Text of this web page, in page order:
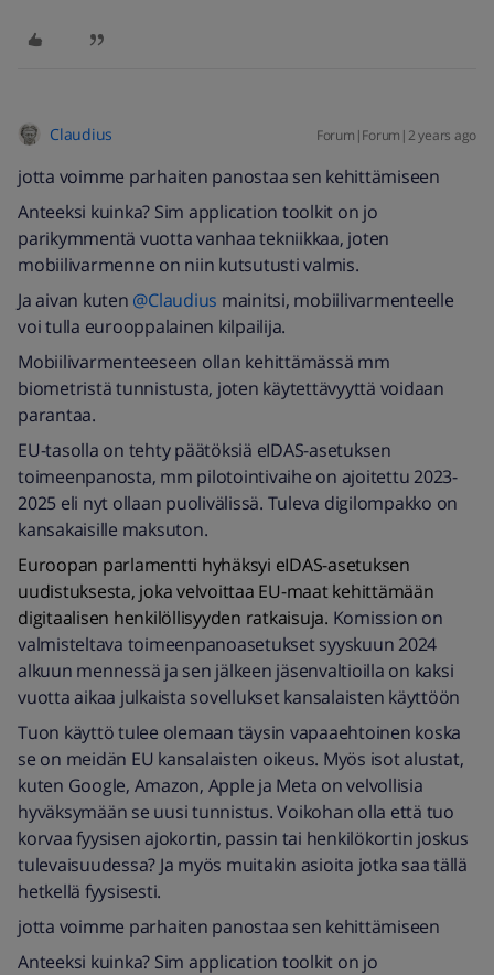
Claudius Forum|Forum|2 years ago
jotta voimme parhaiten panostaa sen kehittämiseen
Anteeksi kuinka? Sim application toolkit on jo
parikymmentä vuotta vanhaa tekniikkaa, joten
mobiilivarmenne on niin kutsutusti valmis.
Ja aivan kuten @Claudius mainitsi, mobiilivarmenteelle
voi tulla eurooppalainen kilpailija.
Mobiilivarmenteeseen ollan kehittämässä mm
biometristä tunnistusta, joten käytettävyyttä voidaan
parantaa.
EU-tasolla on tehty päätöksiä eIDAS-asetuksen
toimeenpanosta, mm pilotointivaihe on ajoitettu 2023-
2025 eli nyt ollaan puolivälissä. Tuleva digilompakko on
kansakaisille maksuton.
Euroopan parlamentti hyhäksyi eIDAS-asetuksen
uudistuksesta, joka velvoittaa EU-maat kehittämään
digitaalisen henkilöllisyyden ratkaisuja. Komission on
valmisteltava toimeenpanoasetukset syyskuun 2024
alkuun mennessä ja sen jälkeen jäsenvaltioilla on kaksi
vuotta aikaa julkaista sovellukset kansalaisten käyttöön
Tuon käyttö tulee olemaan täysin vapaaehtoinen koska
se on meidän EU kansalaisten oikeus. Myös isot alustat,
kuten Google, Amazon, Apple ja Meta on velvollisia
hyväksymään se uusi tunnistus. Voikohan olla että tuo
korvaa fyysisen ajokortin, passin tai henkilökortin joskus
tulevaisuudessa? Ja myös muitakin asioita jotka saa tällä
hetkellä fyysisesti.
jotta voimme parhaiten panostaa sen kehittämiseen
Anteeksi kuinka? Sim application toolkit on jo